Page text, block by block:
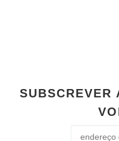
SUBSCREVER